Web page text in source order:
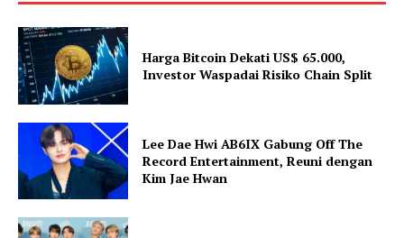
Harga Bitcoin Dekati US$ 65.000,
Investor Waspadai Risiko Chain Split
Lee Dae Hwi AB6IX Gabung Off The
Record Entertainment, Reuni dengan
Kim Jae Hwan